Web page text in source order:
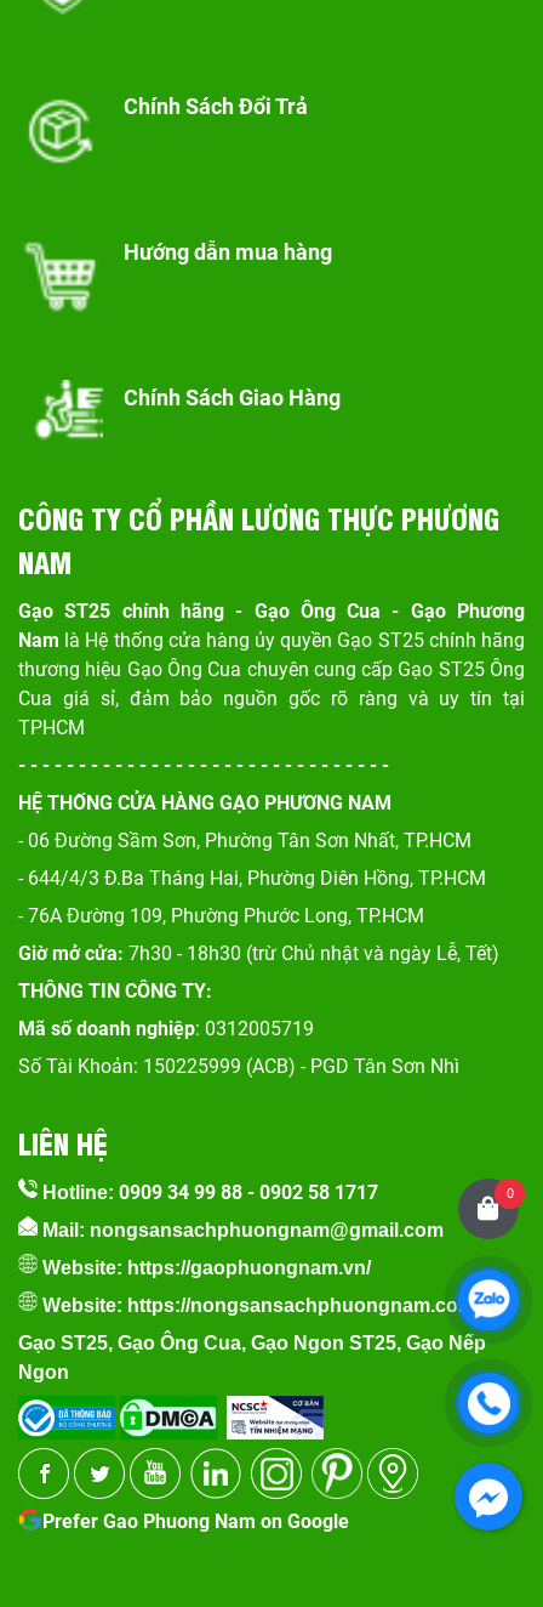
Chính Sách Đổi Trả
Hướng dẫn mua hàng
Chính Sách Giao Hàng
CÔNG TY CỔ PHẦN LƯƠNG THỰC PHƯƠNG
NAM
Gạo ST25 chính hãng - Gạo Ông Cua - Gạo Phương
Nam là Hệ thống cửa hàng ủy quyền Gạo ST25 chính hãng
thương hiệu Gạo Ông Cua chuyên cung cấp Gạo ST25 Ông
Cua giá sỉ, đảm bảo nguồn gốc rõ ràng và uy tín tại
TPHCM
- - - - - - - - - - - - - - - - - - - - - - - - - - - - - - -
HỆ THỐNG CỬA HÀNG GẠO PHƯƠNG NAM
- 06 Đường Sầm Sơn, Phường Tân Sơn Nhất, TP.HCM
- 644/4/3 Đ.Ba Tháng Hai, Phường Diên Hồng, TP.HCM
- 76A Đường 109, Phường Phước Long, TP.HCM
Giờ mở cửa: 7h30 - 18h30 (trừ Chủ nhật và ngày Lễ, Tết)
THÔNG TIN CÔNG TY:
Mã số doanh nghiệp: 0312005719
Số Tài Khoản: 150225999 (ACB) - PGD Tân Sơn Nhì
LIÊN HỆ
Hotline: 0909 34 99 88 - 0902 58 1717
Mail: nongsansachphuongnam@gmail.com
Website: https://gaophuongnam.vn/
Website: https://nongsansachphuongnam.com
Gạo ST25, Gạo Ông Cua, Gạo Ngon ST25, Gạo Nếp
Ngon
Prefer Gao Phuong Nam on Google
0